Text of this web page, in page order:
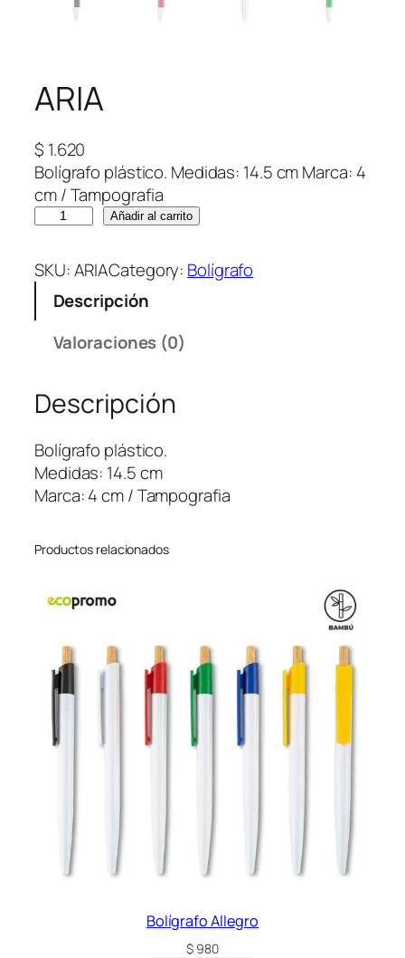
ARIA
$ 1.620
Bolígrafo plástico. Medidas: 14.5 cm Marca: 4
cm / Tampografia
I
A
i
d
a
d
Añadir al carrito
SKU:ARIACategory: Bolígrafo
Descripción
Valoraciones (0)
Descripción
Bolígrafo plástico.
Medidas: 14.5 cm
Marca: 4 cm / Tampografia
Productos relacionados
Bolígrafo Allegro
$ 980